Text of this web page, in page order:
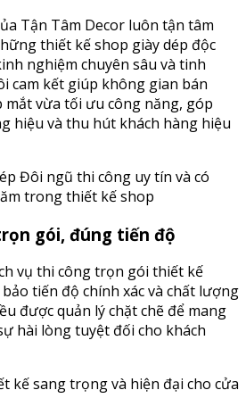
Tận Tâm Decor luôn tận tâm
thiết kế shop giày dép độc
nghiệm chuyên sâu và tinh
cam kết giúp không gian bán
mắt vừa tối ưu công năng, góp
hiệu và thu hút khách hàng hiệu
Đôi ngũ thi công uy tín và có
trong thiết kế shop
gói, đúng tiến độ
vụ thi công trọn gói thiết kế
tiến độ chính xác và chất lượng
được quản lý chặt chẽ để mang
hài lòng tuyệt đối cho khách
kế sang trọng và hiện đại cho cửa